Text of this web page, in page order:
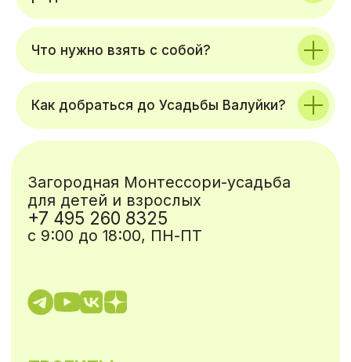
Что нужно взять с собой?
Как добраться до Усадьбы Валуйки?